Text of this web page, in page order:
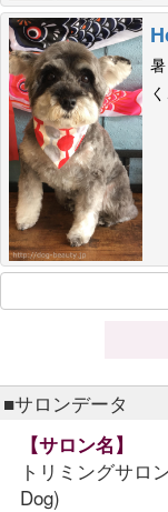
■サロンデータ
【サロン名】
トリミングサ
Dog)